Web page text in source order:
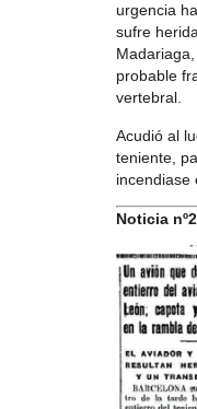
urgencia
sufre
probable
vertebral.
Acudió al
teniente,
incendiase
Noticia nº2